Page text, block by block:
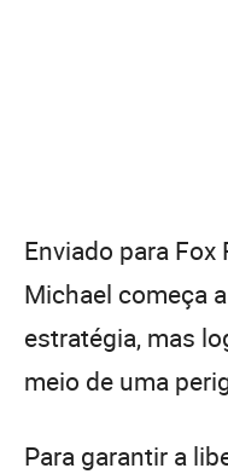
Enviado para Fox
Michael começa
estratégia, mas
meio de uma
Para garantir a